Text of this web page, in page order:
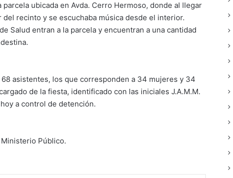
ubicada en Avda. Cerro Hermoso, donde al llegar
recinto y se escuchaba música desde el interior.
Salud entran a la parcela y encuentran a una cantidad
asistentes, los que corresponden a 34 mujeres y 34
de la fiesta, identificado con las iniciales J.A.M.M.
a control de detención.
Público.